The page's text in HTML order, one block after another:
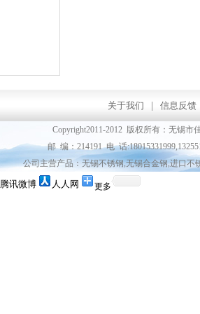
关于我们 信息反馈
Copyright2011-2012 版权所有：无锡
邮 编：214191 电 话
公司主营产品：无锡不锈钢,无锡合金钢,进口
腾讯微博 人人网 更多